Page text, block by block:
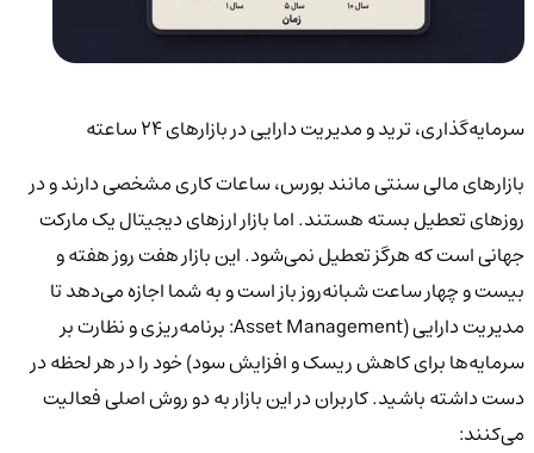
سرمایه‌گذاری، ترید و مدیریت دارایی در بازارهای 24 ساعته
بازارهای مالی سنتی مانند بورس، ساعات کاری مشخصی دارند و در
روزهای تعطیل بسته هستند. اما بازار ارزهای دیجیتال یک مارکت
جهانی است که هرگز تعطیل نمی‌شود. این بازار هفت روز هفته و
بیست و چهار ساعت شبانه‌روز باز است و به شما اجازه می‌دهد تا
مدیریت دارایی (Asset Management: برنامه‌ریزی و نظارت بر
سرمایه‌ها برای کاهش ریسک و افزایش سود) خود را در هر لحظه در
دست داشته باشید. کاربران در این بازار به دو روش اصلی فعالیت
می‌کنند: